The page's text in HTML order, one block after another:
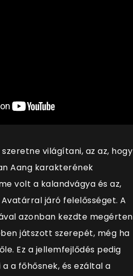
világítani, az az, hogy
Aang karakterének
volt a kalandvágya és az,
járó felelősséget. A
azonban kezdte
játszott szerepét, még ha
Ez a jellemfejlődés pedig
a főhősnek, és ezáltal a